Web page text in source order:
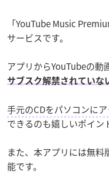
「YouTube Music
サービスです。
アプリからYouTubeの動
サブスク解禁されていな
手元のCDをパソコンに
できるのも嬉しいポイン
また、本アプリには無
能です。